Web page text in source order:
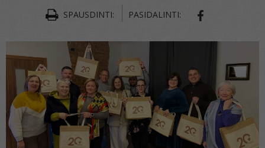
SPAUSDINTI: PASIDALINTI: